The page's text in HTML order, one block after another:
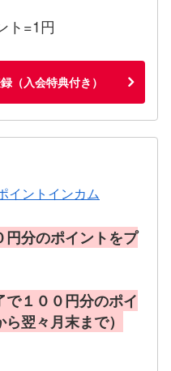
ト=1円
（入会特典付き）
円分のポイントをプ
で１００円分のポイ
翌々月末まで）